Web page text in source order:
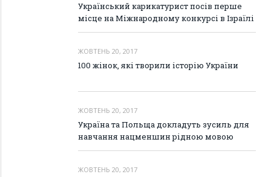
Український карикатурист посів перше
місце на Міжнародному конкурсі в Ізраїлі
ЖОВТЕНЬ 20, 2017
100 жінок, які творили історію України
ЖОВТЕНЬ 20, 2017
Україна та Польща докладуть зусиль для
навчання нацменшин рідною мовою
ЖОВТЕНЬ 20, 2017